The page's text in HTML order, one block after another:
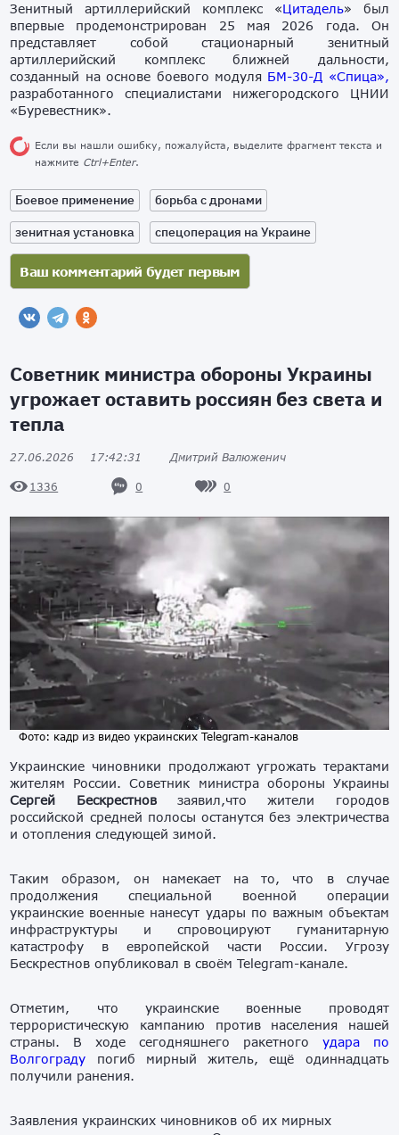
Зенитный артиллерийский комплекс «Цитадель» был
впервые продемонстрирован 25 мая 2026 года. Он
представляет собой стационарный зенитный
артиллерийский комплекс ближней дальности,
созданный на основе боевого модуля БМ-30-Д «Спица»,
разработанного специалистами нижегородского ЦНИИ
«Буревестник».
Если вы нашли ошибку, пожалуйста, выделите фрагмент текста и
нажмите Ctrl+Enter.
Боевое применение
борьба с дронами
зенитная установка
спецоперация на Украине
Советник министра обороны Украины
угрожает оставить россиян без света и
тепла
27.06.2026 17:42:31 Дмитрий Валюженич
1336 0 0
Фото: кадр из видео украинских Telegram-каналов
Украинские чиновники продолжают угрожать терактами
жителям России. Советник министра обороны Украины
Сергей Бескрестновзаявил,что жители городов
российской средней полосы останутся без электричества
и отопления следующей зимой.
Таким образом, он намекает на то, что в случае
продолжения специальной военной операции
украинские военные нанесут удары по важным объектам
инфраструктуры и спровоцируют гуманитарную
катастрофу в европейской части России. Угрозу
Бескрестнов опубликовал в своём Telegram-канале.
Отметим, что украинские военные проводят
террористическую кампанию против населения нашей
страны. В ходе сегодняшнего ракетного удара по
Волгограду погиб мирный житель, ещё одиннадцать
получили ранения.
Заявления украинских чиновников об их мирных